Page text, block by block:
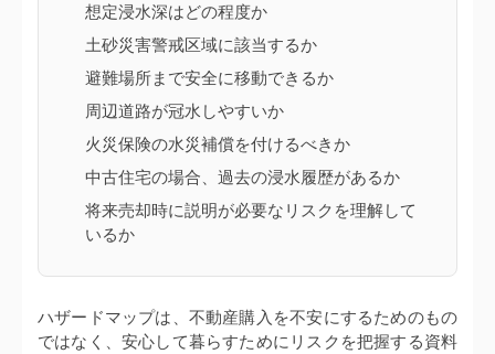
想定浸水深はどの程度か
土砂災害警戒区域に該当するか
避難場所まで安全に移動できるか
周辺道路が冠水しやすいか
火災保険の水災補償を付けるべきか
中古住宅の場合、過去の浸水履歴があるか
将来売却時に説明が必要なリスクを理解して
いるか
ハザードマップは、不動産購入を不安にするためのもの
ではなく、安心して暮らすためにリスクを把握する資料